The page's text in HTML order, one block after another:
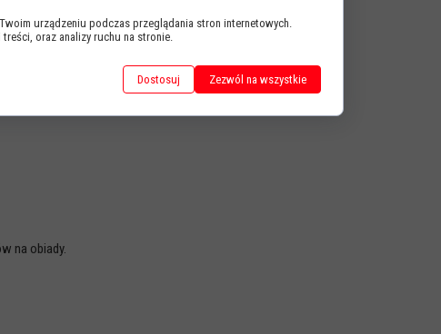
uczniów klas pierwszych.
na obiady.
urządzeniu podczas przeglądania stron internetowych.
oraz analizy ruchu na stronie.
Dostosuj Zezwól na wszystkie